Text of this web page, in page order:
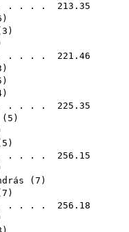
. . . 213.35
)
3 )
. . . 221.46
)
)
)
. . . 225.35
( 5 )
5 )
. . . 256.15
( 7 )
7 )
. . . 256.18